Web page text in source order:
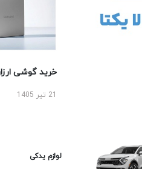
خرید گوشی ارزان
لوازم یدکی